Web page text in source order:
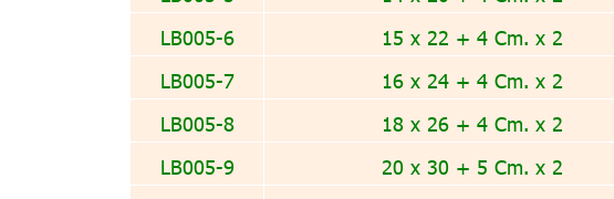
LB005-6
15 x 22 + 4 Cm. x 2
LB005-7
16 x 24 + 4 Cm. x 2
LB005-8
18 x 26 + 4 Cm. x 2
LB005-9
20 x 30 + 5 Cm. x 2